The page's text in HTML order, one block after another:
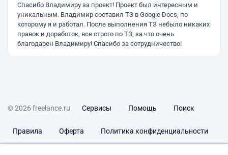
Спасибо Владимиру за проект! Проект был интересным и
уникальным. Владимир составил ТЗ в Google Docs, по
которому я и работал. После выполнения ТЗ небыло никаких
правок и доработок, все строго по ТЗ, за что очень
благодарен Владимиру! Спасибо за сотрудничество!
© 2026 freelance.ru Сервисы Помощь Поиск
Правила Оферта Политика конфиденциальности